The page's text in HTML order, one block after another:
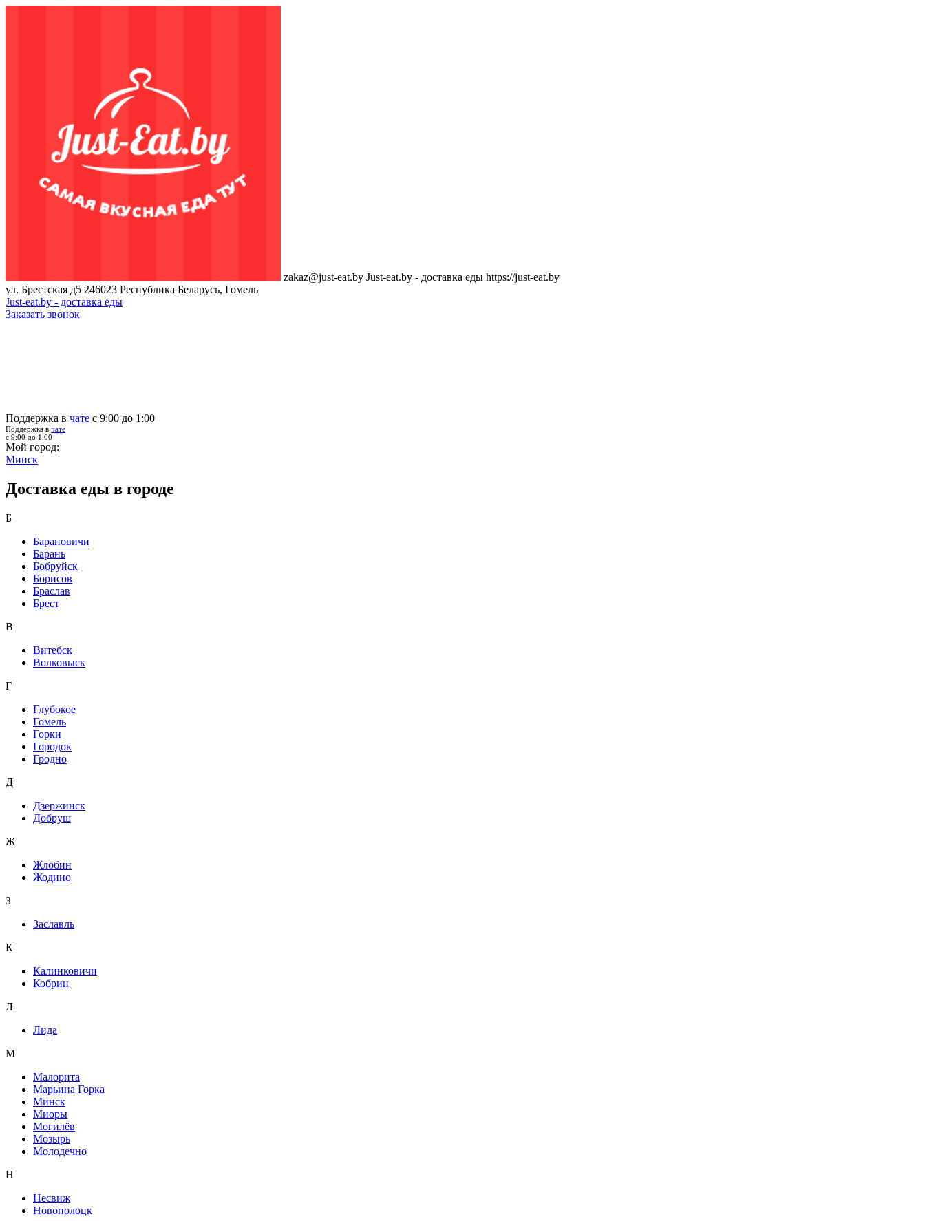
zakaz@just-eat.by Just-eat.by - доставка еды https://just-eat.by
ул. Брестская д5 246023 Республика Беларусь, Гомель
Just-eat.by - доставка еды
Заказать звонок
Поддержка в чате с 9:00 до 1:00
Поддержка в чате
с 9:00 до 1:00
Мой город:
Минск
Доставка еды в городе
Б
Барановичи
Барань
Бобруйск
Борисов
Браслав
Брест
В
Витебск
Волковыск
Г
Глубокое
Гомель
Горки
Городок
Гродно
Д
Дзержинск
Добруш
Ж
Жлобин
Жодино
З
Заславль
К
Калинковичи
Кобрин
Л
Лида
М
Малорита
Марьина Горка
Минск
Миоры
Могилёв
Мозырь
Молодечно
Н
Несвиж
Новополоцк